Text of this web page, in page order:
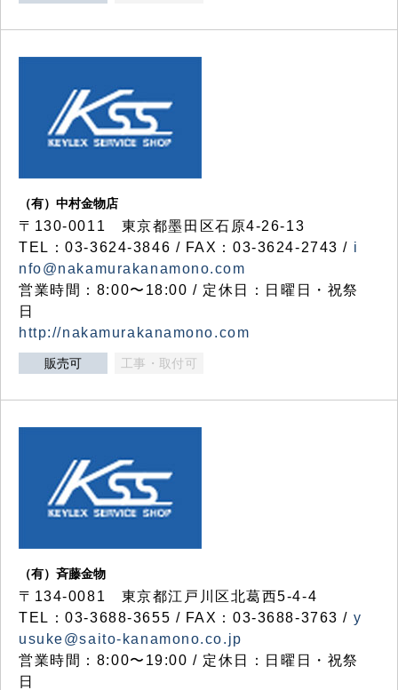
（有）中村金物店
〒130-0011 東京都墨田区石原4-26-13
TEL：03-3624-3846 / FAX：03-3624-2743 / i
nfo@nakamurakanamono.com
営業時間：8:00〜18:00 / 定休日：日曜日・祝祭
日
http://nakamurakanamono.com
販売可 工事・取付可
（有）斉藤金物
〒134-0081 東京都江戸川区北葛西5-4-4
TEL：03-3688-3655 / FAX：03-3688-3763 / y
usuke@saito-kanamono.co.jp
営業時間：8:00〜19:00 / 定休日：日曜日・祝祭
日